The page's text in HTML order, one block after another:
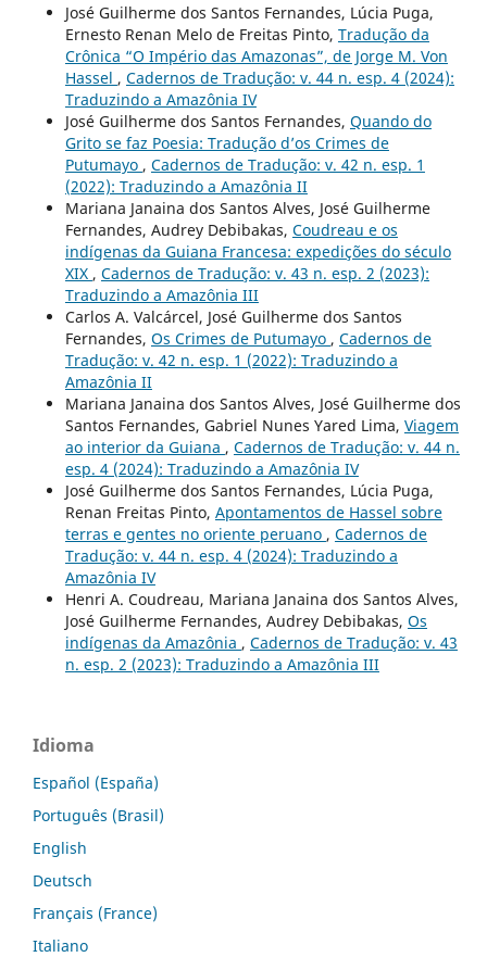
José Guilherme dos Santos Fernandes, Lúcia Puga,
Ernesto Renan Melo de Freitas Pinto, Tradução da
Crônica “O Império das Amazonas”, de Jorge M. Von
Hassel , Cadernos de Tradução: v. 44 n. esp. 4 (2024):
Traduzindo a Amazônia IV
José Guilherme dos Santos Fernandes, Quando do
Grito se faz Poesia: Tradução d’os Crimes de
Putumayo , Cadernos de Tradução: v. 42 n. esp. 1
(2022): Traduzindo a Amazônia II
Mariana Janaina dos Santos Alves, José Guilherme
Fernandes, Audrey Debibakas, Coudreau e os
indígenas da Guiana Francesa: expedições do século
XIX , Cadernos de Tradução: v. 43 n. esp. 2 (2023):
Traduzindo a Amazônia III
Carlos A. Valcárcel, José Guilherme dos Santos
Fernandes, Os Crimes de Putumayo , Cadernos de
Tradução: v. 42 n. esp. 1 (2022): Traduzindo a
Amazônia II
Mariana Janaina dos Santos Alves, José Guilherme dos
Santos Fernandes, Gabriel Nunes Yared Lima, Viagem
ao interior da Guiana , Cadernos de Tradução: v. 44 n.
esp. 4 (2024): Traduzindo a Amazônia IV
José Guilherme dos Santos Fernandes, Lúcia Puga,
Renan Freitas Pinto, Apontamentos de Hassel sobre
terras e gentes no oriente peruano , Cadernos de
Tradução: v. 44 n. esp. 4 (2024): Traduzindo a
Amazônia IV
Henri A. Coudreau, Mariana Janaina dos Santos Alves,
José Guilherme Fernandes, Audrey Debibakas, Os
indígenas da Amazônia , Cadernos de Tradução: v. 43
n. esp. 2 (2023): Traduzindo a Amazônia III
Idioma
Español (España)
Português (Brasil)
English
Deutsch
Français (France)
Italiano